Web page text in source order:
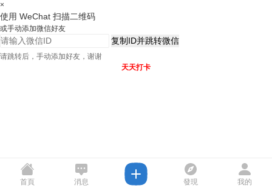
×
使用 WeChat 扫描二维码
或手动添加微信好友
复制ID并跳转微信
请跳转后，手动添加好友，谢谢
天天打卡
首頁 消息 發現 我的